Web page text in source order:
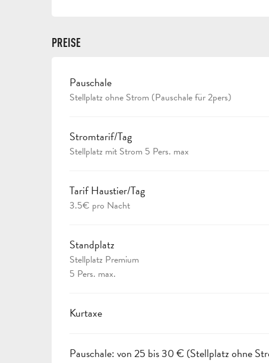
PREISE
PREISE 2026
Pauschale
Stellplatz ohne Strom (Pauschale für 2pers)
Stromtarif/Tag
Stellplatz mit Strom 5 Pers. max
Tarif Haustier/Tag
3.5€ pro Nacht
Standplatz
Stellplatz Premium
5 Pers. max.
Kurtaxe
Pauschale: von 25 bis 30 € (Stellplatz ohne